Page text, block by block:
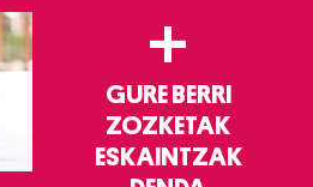
+
GURE BERRI
ZOZKETAK
ESKAINTZAK